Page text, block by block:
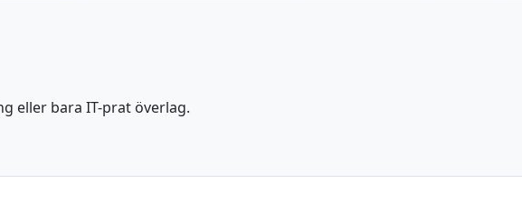
eller bara IT-prat överlag.